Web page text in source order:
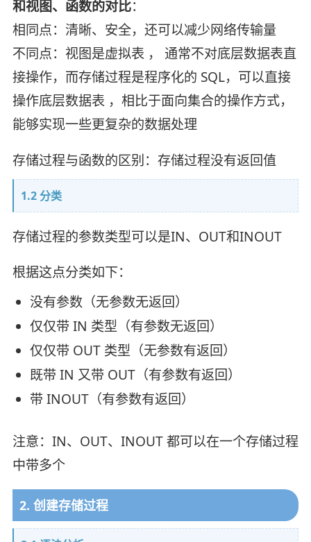
和视图、函数的对比：
相同点：清晰、安全，还可以减少网络传输量
不同点：视图是虚拟表 ， 通常不对底层数据表直
接操作，而存储过程是程序化的 SQL，可以直接
操作底层数据表 ，相比于面向集合的操作方式，
能够实现一些更复杂的数据处理
存储过程与函数的区别：存储过程没有返回值
1.2 分类
存储过程的参数类型可以是IN、OUT和INOUT
根据这点分类如下：
没有参数（无参数无返回）
仅仅带 IN 类型（有参数无返回）
仅仅带 OUT 类型（无参数有返回）
既带 IN 又带 OUT（有参数有返回）
带 INOUT（有参数有返回）
注意：IN、OUT、INOUT 都可以在一个存储过程
中带多个
2. 创建存储过程